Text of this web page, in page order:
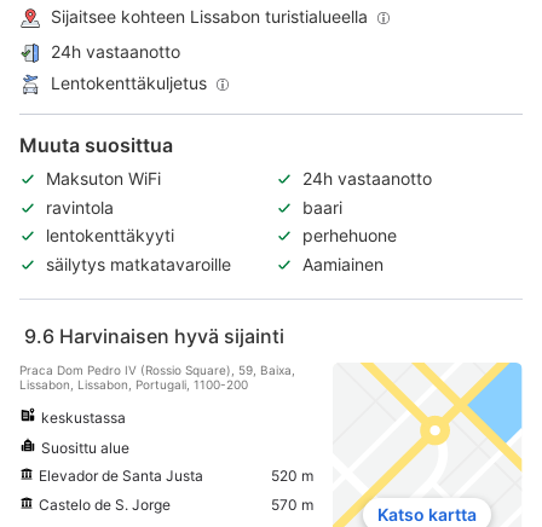
Sijaitsee kohteen Lissabon turistialueella
24h vastaanotto
Lentokenttäkuljetus
Muuta suosittua
Maksuton WiFi
24h vastaanotto
ravintola
baari
lentokenttäkyyti
perhehuone
säilytys matkatavaroille
Aamiainen
9.6 Harvinaisen hyvä sijainti
Praca Dom Pedro IV (Rossio Square), 59, Baixa,
Lissabon, Lissabon, Portugali, 1100-200
keskustassa
Suosittu alue
Elevador de Santa Justa
520 m
Castelo de S. Jorge
570 m
Katso kartta